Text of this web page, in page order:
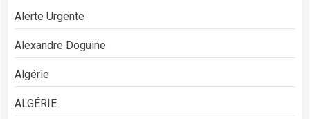
Alerte Urgente
Alexandre Doguine
Algérie
ALGÉRIE